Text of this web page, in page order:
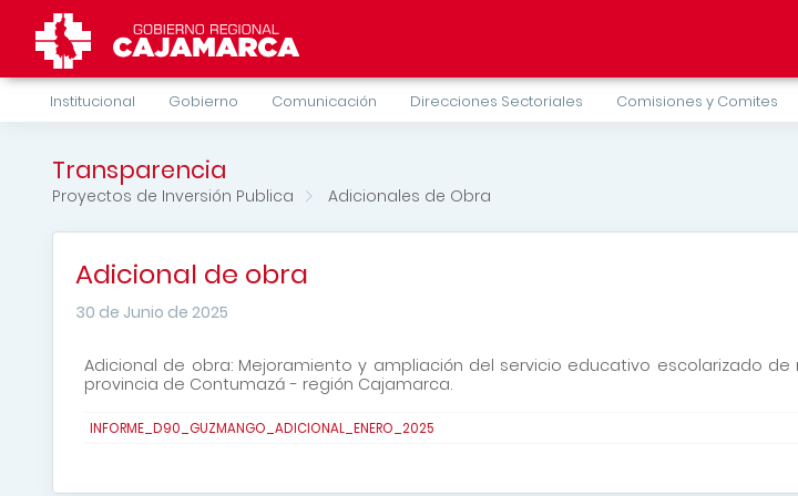
Institucional Gobierno Comunicación Direcciones Sectoriales Comisiones y Comites
Transparencia
Proyectos de Inversión Publica Adicionales de Obra
Adicional de obra
30 de Junio de 2025
Adicional de obra: Mejoramiento y ampliación del servicio educativo escolarizado
provincia de Contumazá - región Cajamarca.
INFORME_D90_GUZMANGO_ADICIONAL_ENERO_2025